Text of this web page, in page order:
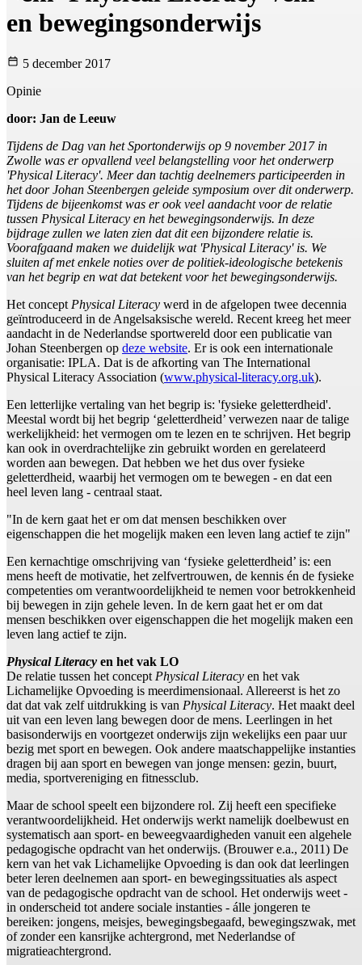
en bewegingsonderwijs
5 december 2017
Opinie
door: Jan de Leeuw
Tijdens de Dag van het Sportonderwijs op 9 november 2017 in
Zwolle was er opvallend veel belangstelling voor het onderwerp
'Physical Literacy'. Meer dan tachtig deelnemers participeerden in
het door Johan Steenbergen geleide symposium over dit onderwerp.
Tijdens de bijeenkomst was er ook veel aandacht voor de relatie
tussen Physical Literacy en het bewegingsonderwijs. In deze
bijdrage zullen we laten zien dat dit een bijzondere relatie is.
Voorafgaand maken we duidelijk wat 'Physical Literacy' is. We
sluiten af met enkele noties over de politiek-ideologische betekenis
van het begrip en wat dat betekent voor het bewegingsonderwijs.
Het conceptPhysical Literacy werd in de afgelopen twee decennia
geïntroduceerd in de Angelsaksische wereld. Recent kreeg het meer
aandacht in de Nederlandse sportwereld door een publicatie van
Johan Steenbergen op deze website. Er is ook een internationale
organisatie: IPLA. Dat is de afkorting van The International
Physical Literacy Association (www.physical-literacy.org.uk).
Een letterlijke vertaling van het begrip is: 'fysieke geletterdheid'.
Meestal wordt bij het begrip ‘geletterdheid’ verwezen naar de talige
werkelijkheid: het vermogen om te lezen en te schrijven. Het begrip
kan ook in overdrachtelijke zin gebruikt worden en gerelateerd
worden aan bewegen. Dat hebben we het dus over fysieke
geletterdheid, waarbij het vermogen om te bewegen - en dat een
heel leven lang - centraal staat.
"In de kern gaat het er om dat mensen beschikken over
eigenschappen die het mogelijk maken een leven lang actief te zijn"
Een kernachtige omschrijving van ‘fysieke geletterdheid’ is: een
mens heeft de motivatie, het zelfvertrouwen, de kennis én de fysieke
competenties om verantwoordelijkheid te nemen voor betrokkenheid
bij bewegen in zijn gehele leven. In de kern gaat het er om dat
mensen beschikken over eigenschappen die het mogelijk maken een
leven lang actief te zijn.
Physical Literacy en het vak LO
De relatie tussen het conceptPhysical Literacy en het vak
Lichamelijke Opvoeding is meerdimensionaal. Allereerst is het zo
dat dat vak zelf uitdrukking is van Physical Literacy. Het maakt deel
uit van een leven lang bewegen door de mens. Leerlingen in het
basisonderwijs en voortgezet onderwijs zijn wekelijks een paar uur
bezig met sport en bewegen. Ook andere maatschappelijke instanties
dragen bij aan sport en bewegen van jonge mensen: gezin, buurt,
media, sportvereniging en fitnessclub.
Maar de school speelt een bijzondere rol. Zij heeft een specifieke
verantwoordelijkheid. Het onderwijs werkt namelijk doelbewust en
systematisch aan sport- en beweegvaardigheden vanuit een algehele
pedagogische opdracht van het onderwijs. (Brouwer e.a., 2011) De
kern van het vak Lichamelijke Opvoeding is dan ook dat leerlingen
beter leren deelnemen aan sport- en bewegingssituaties als aspect
van de pedagogische opdracht van de school. Het onderwijs weet -
in onderscheid tot andere sociale instanties - álle jongeren te
bereiken: jongens, meisjes, bewegingsbegaafd, bewegingszwak, met
of zonder een kansrijke achtergrond, met Nederlandse of
migratieachtergrond.